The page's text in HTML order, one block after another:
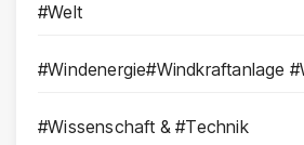
#Welt
#Windenergie#Windkraftanlage
#Wissenschaft & #Technik